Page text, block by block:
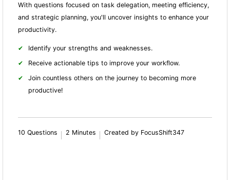
With questions focused on task delegation, meeting efficiency,
and strategic planning, you'll uncover insights to enhance your
productivity.
Identify your strengths and weaknesses.
Receive actionable tips to improve your workflow.
Join countless others on the journey to becoming more
productive!
10 Questions 2 Minutes Created by FocusShift347